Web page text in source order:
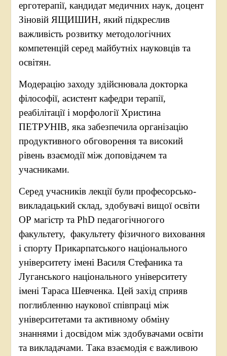
ерготерапії, кандидат медичних наук, доцент
Зіновій ЯЩИШИН, який підкреслив
важливість розвитку методологічних
компетенцій серед майбутніх науковців та
освітян.
Модерацію заходу здійснювала докторка
філософії, асистент кафедри терапії,
реабілітації і морфології Христина
ПЕТРУНІВ, яка забезпечила організацію
продуктивного обговорення та високий
рівень взаємодії між доповідачем та
учасниками.
Серед учасників лекції були професорсько-
викладацький склад, здобувачі вищої освіти
ОР магістр та PhD педагогічногого
факультету, факультету фізичного виховання
і спорту Прикарпатського національного
університету імені Василя Стефаника та
Луганського національного університету
імені Тараса Шевченка. Цей захід сприяв
поглибленню наукової співпраці між
університетами та активному обміну
знаннями і досвідом між здобувачами освіти
та викладачами. Така взаємодія є важливою